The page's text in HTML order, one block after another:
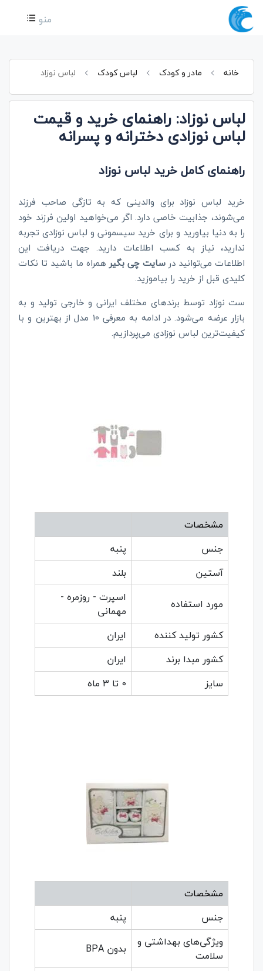
منو
خانه مادر و کودک لباس کودک لباس نوزاد
لباس نوزاد: راهنمای خرید و قیمت
لباس نوزادی دخترانه و پسرانه
راهنمای کامل خرید لباس نوزاد
خرید لباس نوزاد برای والدینی که به تازگی صاحب فرزند
می‌شوند، جذابیت خاصی دارد. اگر می‌خواهید اولین فرزند خود
را به دنیا بیاورید و برای خرید سیسمونی و لباس نوزادی تجربه
ندارید، نیاز به کسب اطلاعات دارید. جهت دریافت این
اطلاعات می‌توانید در سایت چی بگیر همراه ما باشید تا نکات
کلیدی قبل از خرید را بیاموزید.
ست نوزاد توسط برند‌های مختلف ایرانی و خارجی تولید و به
بازار عرضه می‌شود. در ادامه به معرفی 10 مدل از بهترین و با
کیفیت‌ترین لباس نوزادی می‌پردازیم.
مشخصات
جنس
پنبه
آستین
بلند
مورد استفاده
اسپرت - روزمره -
مهمانی
کشور تولید کننده
ایران
کشور مبدا برند
ایران
سایز
0 تا 3 ماه
مشخصات
جنس
پنبه
ویژگی‌های بهداشتی و
سلامت
بدون BPA